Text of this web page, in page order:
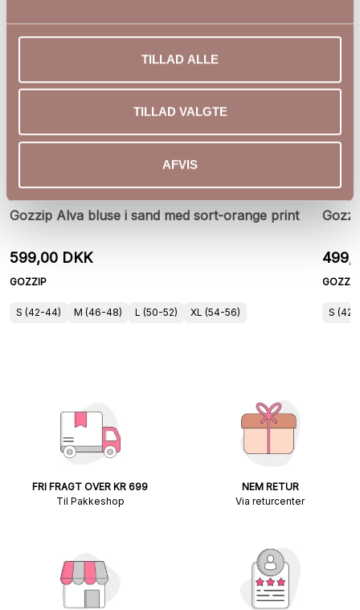
TILLAD ALLE
TILLAD VALGTE
AFVIS
Gozzip Alva bluse i sand med sort-orange print
599,00 DKK
GOZZIP
S (42-44) M (46-48) L (50-52) XL (54-56)
GOZZIP
S (42-
FRI FRAGT OVER KR 699
Til Pakkeshop
NEM RETUR
Via returcenter